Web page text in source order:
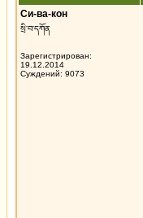
Си-ва-кон
སྲི་བ་དཀོན
Зарегистрирован:
19.12.2014
Суждений: 9073